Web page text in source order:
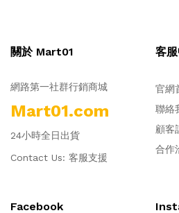
關於 Mart01
網路第一社群行銷商城
Mart01.com
24小時全日出貨
Contact Us: 客服支援
客
官網
聯絡
顧客
合作
Facebook